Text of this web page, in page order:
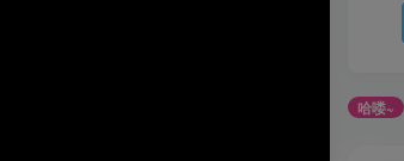
哈喽~
全站积分可通过签到和每日任务获取，可别错过哦！